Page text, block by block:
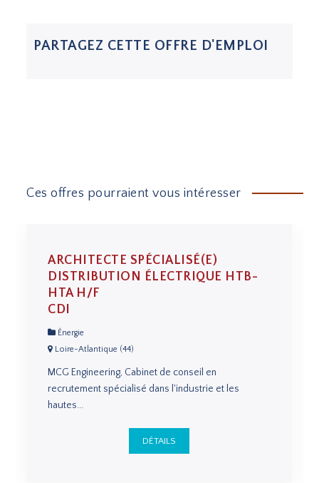
PARTAGEZ CETTE OFFRE D'EMPLOI
Ces offres pourraient vous intéresser
ARCHITECTE SPÉCIALISÉ(E)
DISTRIBUTION ÉLECTRIQUE HTB-
HTA H/F
CDI
Énergie
Loire-Atlantique (44)
MCG Engineering, Cabinet de conseil en
recrutement spécialisé dans l'industrie et les
hautes...
DÉTAILS